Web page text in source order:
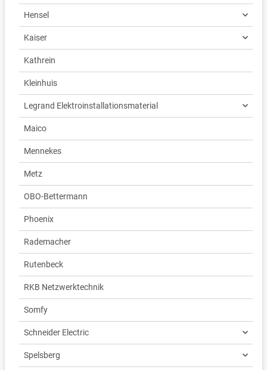
Hensel
Kaiser
Kathrein
Kleinhuis
Legrand Elektroinstallationsmaterial
Maico
Mennekes
Metz
OBO-Bettermann
Phoenix
Rademacher
Rutenbeck
RKB Netzwerktechnik
Somfy
Schneider Electric
Spelsberg